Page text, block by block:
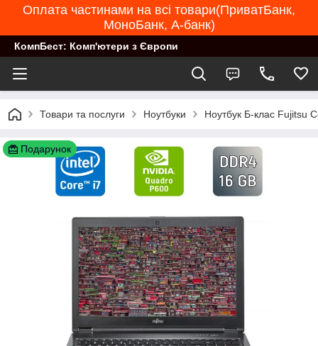
Оплата частинами на всі товари(ПриватБанк,
МоноБанк, А-банк)
КомпБест: Комп'ютери з Європи
Товари та послуги Ноутбуки Ноутбук Б-клас Fujitsu
Подарунок